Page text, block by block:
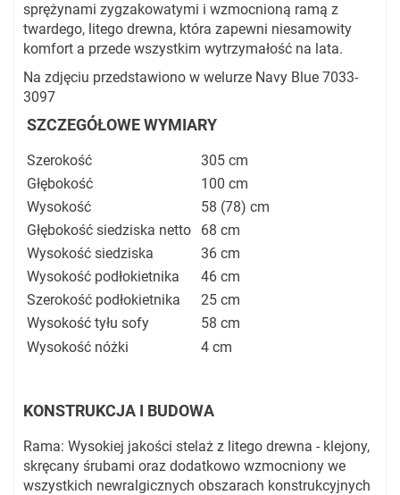
sprężynami zygzakowatymi i wzmocnioną ramą z
twardego, litego drewna, która zapewni niesamowity
komfort a przede wszystkim wytrzymałość na lata.
Na zdjęciu przedstawiono w welurze Navy Blue 7033-
3097
SZCZEGÓŁOWE WYMIARY
Szerokość
305 cm
Głębokość
100 cm
Wysokość
58 (78) cm
Głębokość siedziska netto
68 cm
Wysokość siedziska
36 cm
Wysokość podłokietnika
46 cm
Szerokość podłokietnika
25 cm
Wysokość tyłu sofy
58 cm
Wysokość nóżki
4 cm
KONSTRUKCJA I BUDOWA
Rama: Wysokiej jakości stelaż z litego drewna - klejony,
skręcany śrubami oraz dodatkowo wzmocniony we
wszystkich newralgicznych obszarach konstrukcyjnych